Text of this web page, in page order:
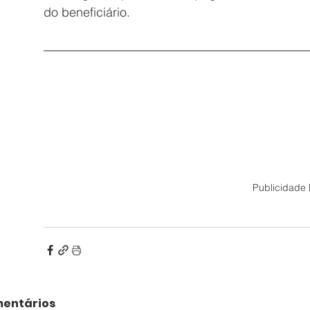
do beneficiário.
Publicidade